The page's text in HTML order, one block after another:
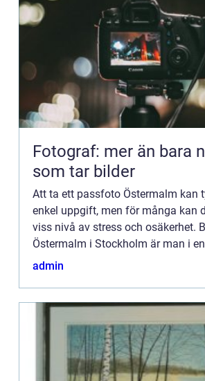
Fotograf: mer än bara
som tar bilder
Att ta ett passfoto Östermalm kan
enkel uppgift, men för många kan
viss nivå av stress och osäkerhet.
Östermalm i Stockholm är man i
position,...
admin